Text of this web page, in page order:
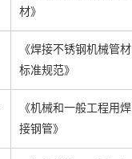
材》
《焊接不锈钢机械管材
标准规范》
《机械和一般工程用焊
接钢管》